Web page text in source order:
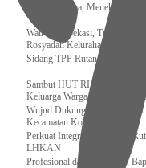
Peduli Sesama, Menekraf
Wali Kota Bekasi, Tri
Rosyadah Kelurahan Jatirasa
Sidang TPP Rutan Rantau
Sambut HUT RI Ke-81, Rutan
Keluarga Warga Binaan dan
Wujud Dukungan, Lapas
Kecamatan Kotanopan
Perkuat Integritas Pegawai,
LHKAN
‎Profesional dan Akuntabel,